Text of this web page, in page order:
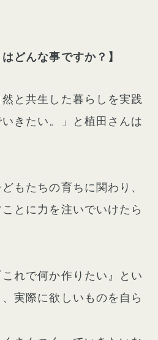
どんな事ですか？】
然と共生した暮らしを実践
きたい。」と植田さんは
もたちの育ちに関わり、
とに力を注いでいけたら
れで何か作りたい』とい
実際に欲しいものを自ら